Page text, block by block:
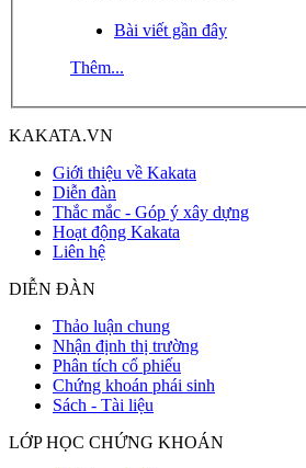
Bài viết gần đây
Thêm...
KAKATA.VN
Giới thiệu về Kakata
Diễn đàn
Thắc mắc - Góp ý xây dựng
Hoạt động Kakata
Liên hệ
DIỄN ĐÀN
Thảo luận chung
Nhận định thị trường
Phân tích cổ phiếu
Chứng khoán phái sinh
Sách - Tài liệu
LỚP HỌC CHỨNG KHOÁN